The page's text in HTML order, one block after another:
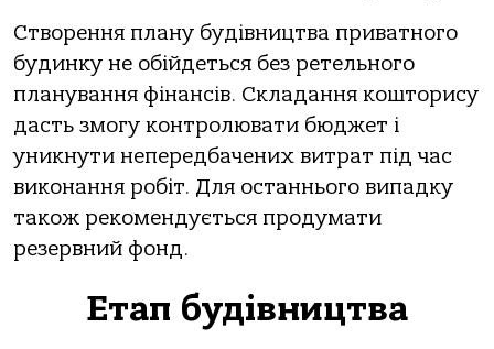
Створення плану будівництва приватного
будинку не обійдеться без ретельного
планування фінансів. Складання кошторису
дасть змогу контролювати бюджет і
уникнути непередбачених витрат під час
виконання робіт. Для останнього випадку
також рекомендується продумати
резервний фонд.
Етап будівництва